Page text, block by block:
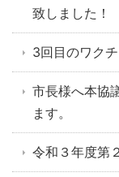
致しました！
3回目のワク
市長様へ本協
ます。
令和３年度第